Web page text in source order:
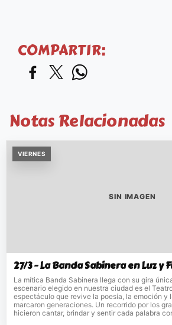
COMPARTIR:
Notas Relacionadas
VIERNES
SIN IMAGEN
27/3 - La Banda Sabinera en Luz y
La mítica Banda Sabinera llega con su gira
escenario elegido en nuestra ciudad es el
espectáculo que revive la poesía, la emoción y
marcaron generaciones. Un recorrido por los
hicieron cantar, brindar y sentir cada palabra